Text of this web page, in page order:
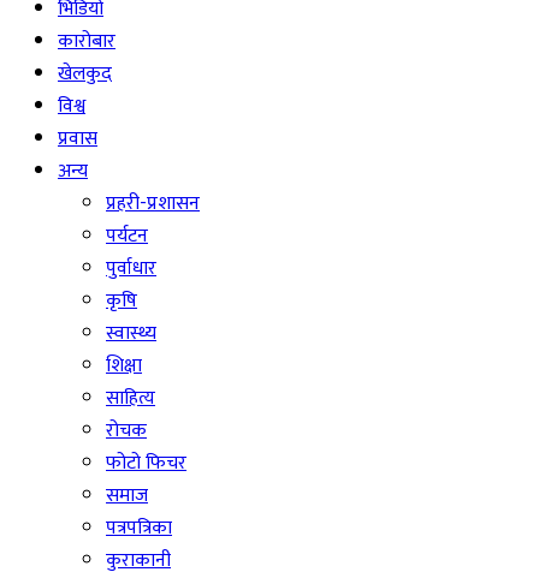
भिडियो
कारोबार
खेलकुद
विश्व
प्रवास
अन्य
प्रहरी-प्रशासन
पर्यटन
पुर्वाधार
कृषि
स्वास्थ्य
शिक्षा
साहित्य
रोचक
फोटो फिचर
समाज
पत्रपत्रिका
कुराकानी